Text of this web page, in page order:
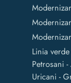
Linia
Petrosani
Uricani -